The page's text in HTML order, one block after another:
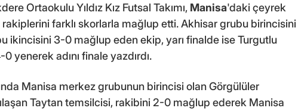
Ortaokulu Yıldız Kız Futsal Takımı, Manisa'daki çeyrek
farklı skorlarla mağlup etti. Akhisar grubu birincisini
ikincisini 3-0 mağlup eden ekip, yarı finalde ise Turgutlu
yenerek adını finale yazdırdı.
Manisa merkez grubunun birincisi olan Görgülüler
Taytan temsilcisi, rakibini 2-0 mağlup ederek Manisa